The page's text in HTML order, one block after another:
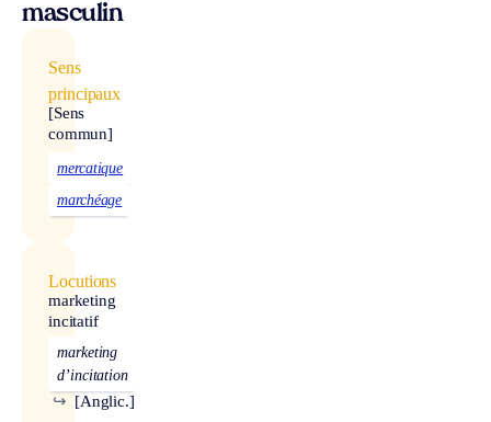
masculin
Sens
principaux
[Sens
commun]
mercatique
marchéage
Locutions
marketing
incitatif
marketing
d’incitation
[Anglic.]
↪